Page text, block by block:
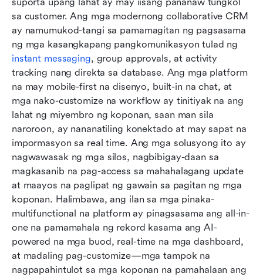
sa customer. Ang mga modernong collaborative CRM
ay namumukod-tangi sa pamamagitan ng pagsasama
instant messaging, group approvals, at activity
tracking nang direkta sa database. Ang mga platform
na may mobile-first na disenyo, built-in na chat, at
mga nako-customize na workflow ay tinitiyak na ang
lahat ng miyembro ng koponan, saan man sila
naroroon, ay nananatiling konektado at may sapat na
impormasyon sa real time. Ang mga solusyong ito ay
nagwawasak ng mga silos, nagbibigay-daan sa
magkasanib na pag-access sa mahahalagang update
at maayos na paglipat ng gawain sa pagitan ng mga
koponan. Halimbawa, ang ilan sa mga pinaka-
multifunctional na platform ay pinagsasama ang all-in-
one na pamamahala ng rekord kasama ang AI-
powered na mga buod, real-time na mga dashboard,
at madaling pag-customize—mga tampok na
nagpapahintulot sa mga koponan na pamahalaan ang